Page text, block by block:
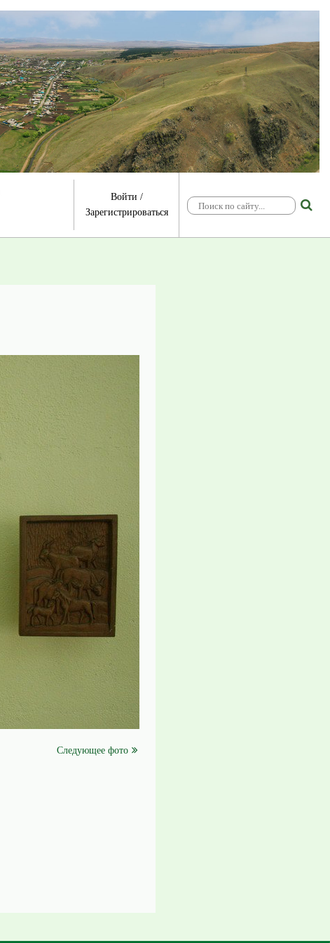
Войти /
Зарегистрироваться
Следующее фото